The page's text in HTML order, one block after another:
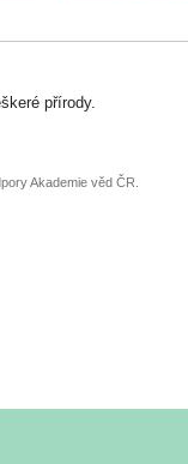
přírody.
Akademie věd ČR.